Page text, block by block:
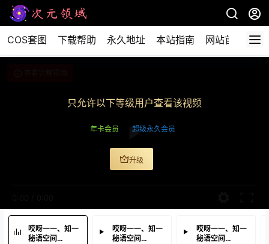
COS套图 下载帮助 永久地址 本站指南 网站首页
只允许以下等级用户查看该视频
年卡会员 超级永久会员
升级
哎呀一一、知一
秘语空间
哎呀一一、知一
秘语空间
哎呀一一、知一
秘语空间